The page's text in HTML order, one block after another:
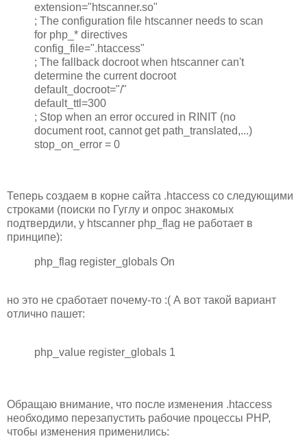
extension="htscanner.so"
; The configuration file htscanner needs to scan
for php_* directives
config_file=".htaccess"
; The fallback docroot when htscanner can't
determine the current docroot
default_docroot="/"
default_ttl=300
; Stop when an error occured in RINIT (no
document root, cannot get path_translated,...)
stop_on_error = 0
Теперь создаем в корне сайта .htaccess со следующими
строками (поиски по Гуглу и опрос знакомых
подтвердили, у htscanner php_flag не работает в
принципе):
php_flag register_globals On
но это не сработает почему-то :( А вот такой вариант
отлично пашет:
php_value register_globals 1
Обращаю внимание, что после изменения .htaccess
необходимо перезапустить рабочие процессы PHP,
чтобы изменения применились: